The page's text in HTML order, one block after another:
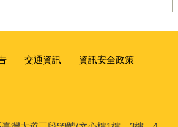
最後異動日期：2025-11-17